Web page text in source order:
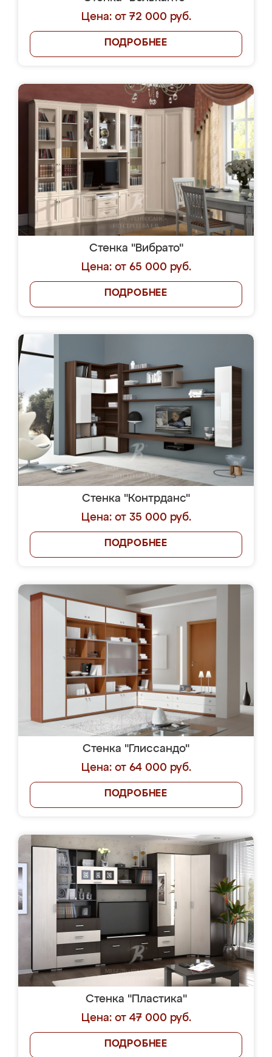
Цена: от 72 000 руб.
ПОДРОБНЕЕ
Стенка "Вибрато"
Цена: от 65 000 руб.
ПОДРОБНЕЕ
Стенка "Контрданс"
Цена: от 35 000 руб.
ПОДРОБНЕЕ
Стенка "Глиссандо"
Цена: от 64 000 руб.
ПОДРОБНЕЕ
Стенка "Пластика"
Цена: от 47 000 руб.
ПОДРОБНЕЕ